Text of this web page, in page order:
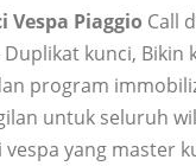
Piaggio Call
Duplikat kunci, Bikin
program
untuk seluruh
vespa yang master